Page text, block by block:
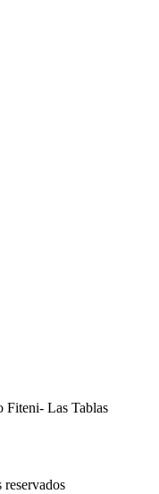
Fiteni- Las Tablas